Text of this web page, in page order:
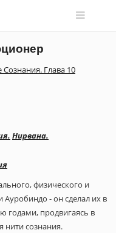
Глава 10
Нирвана.
физического и
- он сделал их в
годами, продвигаясь в
нити сознания.